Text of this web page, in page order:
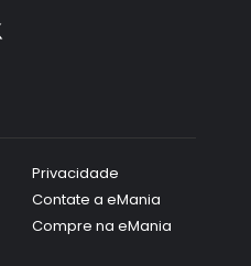
Privacidade
Contate a eMania
Compre na eMania